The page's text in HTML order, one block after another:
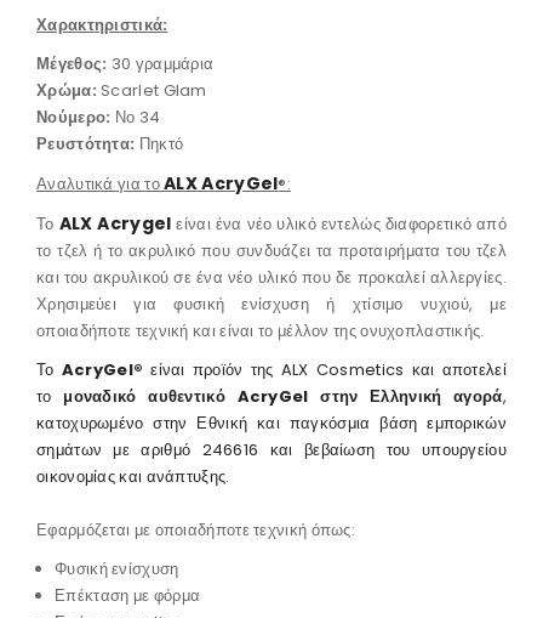
Χαρακτηριστικά:
Μέγεθος: 30 γραμμάρια
Χρώμα: Scarlet Glam
Νούμερο: Νο 34
Ρευστότητα: Πηκτό
Αναλυτικά για τοALX AcryGel®:
Το ALX Acrygelείναι ένα νέο υλικό εντελώς διαφορετικό από
το τζελ ή το ακρυλικό που συνδυάζει τα προταιρήματα του τζελ
και του ακρυλικού σε ένα νέο υλικό που δε προκαλεί αλλεργίες.
Χρησιμεύει για φυσική ενίσχυση ή χτίσιμο νυχιού, με
οποιαδήποτε τεχνική και είναι το μέλλον της ονυχοπλαστικής.
Το AcryGel®είναι προϊόν της ALX Cosmetics και αποτελεί
το μοναδικό αυθεντικό AcryGel στην Ελληνική αγορά,
κατοχυρωμένο στην Εθνική και παγκόσμια βάση εμπορικών
σημάτων με αριθμό 246616 και βεβαίωση του υπουργείου
οικονομίας και ανάπτυξης.
Εφαρμόζεται με οποιαδήποτε τεχνική όπως:
Φυσική ενίσχυση
Επέκταση με φόρμα